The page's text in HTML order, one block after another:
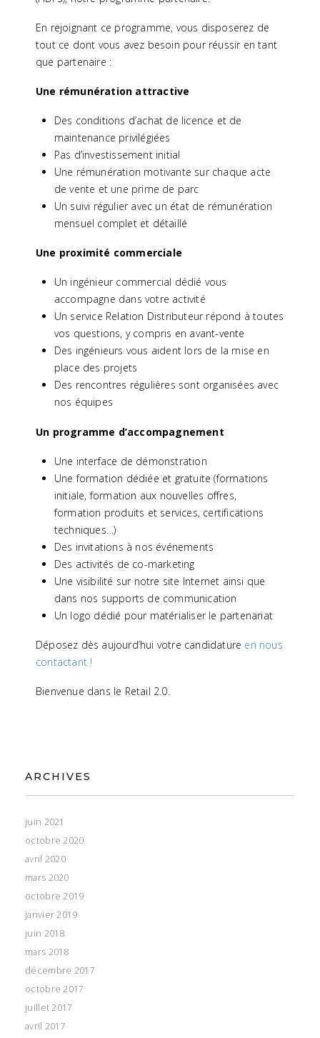
En rejoignant ce programme, vous disposerez de
tout ce dont vous avez besoin pour réussir en tant
que partenaire :
Une rémunération attractive
Des conditions d’achat de licence et de
maintenance privilégiées
Pas d’investissement initial
Une rémunération motivante sur chaque acte
de vente et une prime de parc
Un suivi régulier avec un état de rémunération
mensuel complet et détaillé
Une proximité commerciale
Un ingénieur commercial dédié vous
accompagne dans votre activité
Un service Relation Distributeur répond à toutes
vos questions, y compris en avant-vente
Des ingénieurs vous aident lors de la mise en
place des projets
Des rencontres régulières sont organisées avec
nos équipes
Un programme d’accompagnement
Une interface de démonstration
Une formation dédiée et gratuite (formations
initiale, formation aux nouvelles offres,
formation produits et services, certifications
techniques…)
Des invitations à nos événements
Des activités de co-marketing
Une visibilité sur notre site Internet ainsi que
dans nos supports de communication
Un logo dédié pour matérialiser le partenariat
Déposez dès aujourd’hui votre candidature en nous
contactant !
Bienvenue dans le Retail 2.0.
ARCHIVES
juin 2021
octobre 2020
avril 2020
mars 2020
octobre 2019
janvier 2019
juin 2018
mars 2018
décembre 2017
octobre 2017
juillet 2017
avril 2017